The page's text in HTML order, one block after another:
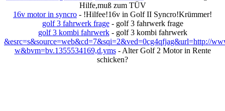
Hilfe,muß zum TÜV
16v motor in syncro - !Hilfee!16v in Golf II Syncro!Krümmer!
golf 3 fahrwerk frage- golf 3 fahrwerk frage
golf 3 kombi fahrwerk- golf 3 kombi fahrwerk
&esrc=s&source=web&cd=7&sqi=2&ved=0cg4qfjag&url=http://
w&bvm=bv.1355534169,d.yms- Alter Golf 2 Motor in Rente
schicken?